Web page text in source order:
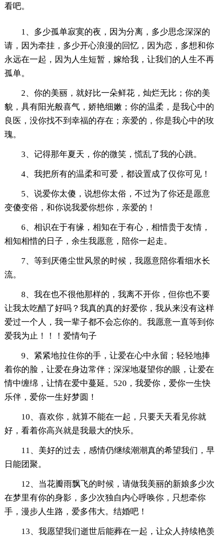
看吧。
1、多少孤单寂寞的夜，因为分离，多少思念深深的
请，因为牵挂，多少开心浪漫的回忆，因为恋，多想和你
永远在一起，因为人生短暂，嫁给我，让我们的人生不再
孤单。
2、你的美丽，就好比一朵鲜花，灿烂无比；你的美
貌，具有阳光般喜气，娇艳细嫩；你的温柔，是我心中的
良医，没你找不到幸福的存在；亲爱的，你是我心中的玫
瑰。
3、记得那年夏天，你的微笑，慌乱了我的心跳。
4、我把所有的温柔和可爱，都设置成了仅你可见！
5、说爱你太傻，说想你太俗，不过为了你还是愿意
变傻变俗，和你说我爱你想你，亲爱的！
6、相识在于有缘，相知在于有心，相惜贵于友情，
相知相惜的日子，余生我愿意，陪你一起走。
7、等到厌倦尘世风景的时候，我愿意陪你看细水长
流。
8、我在也不很他那样的，我离不开你，但你也不要
让我太吃醋了好吗？我真的真的好爱你，我从来没有这样
爱过一个人，我一辈子都不会忘你的。我愿意一直等到你
爱我为止！！！爱情句子
9、紧紧地拉住你的手，让爱在心中永留；轻轻地捧
着你的脸，让爱在身边常伴；深深地凝望你的眼，让爱在
情中缠绵，让情在爱中蔓延。520，我爱你，爱你一生快
乐伴，爱你一生好梦圆！
10、喜欢你，就算不能在一起，只要天天看见你就
好，看着你高兴就是我最大的快乐。
11、美好的过去，感情仍继续潮潮真的希望我们，早
日能团聚。
12、当花瓣雨飘飞的时候，请做我美丽的新娘多少次
在梦里有你的身影，多少次独自内心呼唤你，只想牵你
手，漫步人生路，爱多伟大。结婚吧！
13、我愿望我们逝世后能葬在一起，让众人持续艳羡